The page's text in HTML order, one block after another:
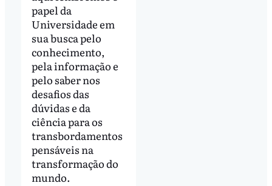
papel da
Universidade em
sua busca pelo
conhecimento,
pela informação e
pelo saber nos
desafios das
dúvidas e da
ciência para os
transbordamentos
pensáveis na
transformação do
mundo.